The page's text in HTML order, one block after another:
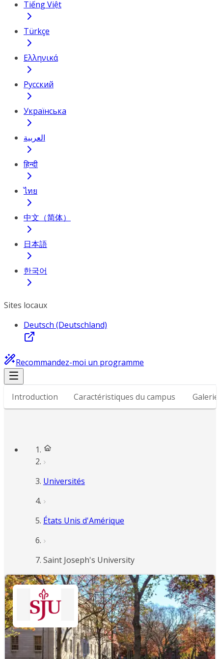
Tiếng Việt
Türkçe
Ελληνικά
Русский
Українська
العربية
हिन्दी
ไทย
中文（简体）
日本語
한국어
Sites locaux
Deutsch (Deutschland)
Recommandez-moi un programme
Introduction Caractéristiques du campus Galerie
Universités
États Unis d'Amérique
Saint Joseph's University